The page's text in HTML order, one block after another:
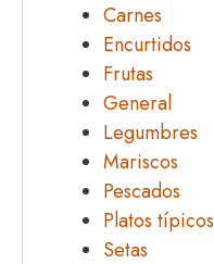
Carnes
Encurtidos
Frutas
General
Legumbres
Mariscos
Pescados
Platos típicos
Setas